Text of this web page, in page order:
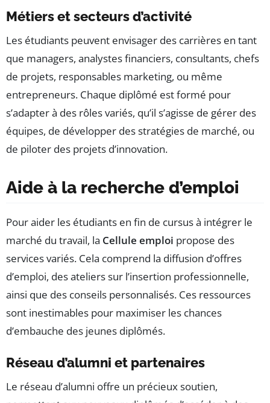
Métiers et secteurs d’activité
Les étudiants peuvent envisager des carrières en tant
que managers, analystes financiers, consultants, chefs
de projets, responsables marketing, ou même
entrepreneurs. Chaque diplômé est formé pour
s’adapter à des rôles variés, qu’il s’agisse de gérer des
équipes, de développer des stratégies de marché, ou
de piloter des projets d’innovation.
Aide à la recherche d’emploi
Pour aider les étudiants en fin de cursus à intégrer le
marché du travail, la Cellule emploi propose des
services variés. Cela comprend la diffusion d’offres
d’emploi, des ateliers sur l’insertion professionnelle,
ainsi que des conseils personnalisés. Ces ressources
sont inestimables pour maximiser les chances
d’embauche des jeunes diplômés.
Réseau d’alumni et partenaires
Le réseau d’alumni offre un précieux soutien,